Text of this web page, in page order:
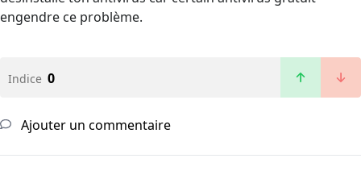
engendre ce problème.
Indice 0
Ajouter un commentaire